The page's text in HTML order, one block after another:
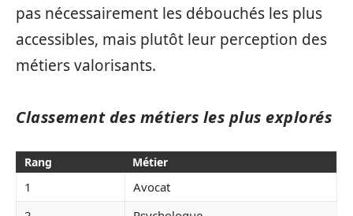
pas nécessairement les débouchés les plus
accessibles, mais plutôt leur perception des
métiers valorisants.
Classement des métiers les plus explorés
Rang Métier
1
Avocat